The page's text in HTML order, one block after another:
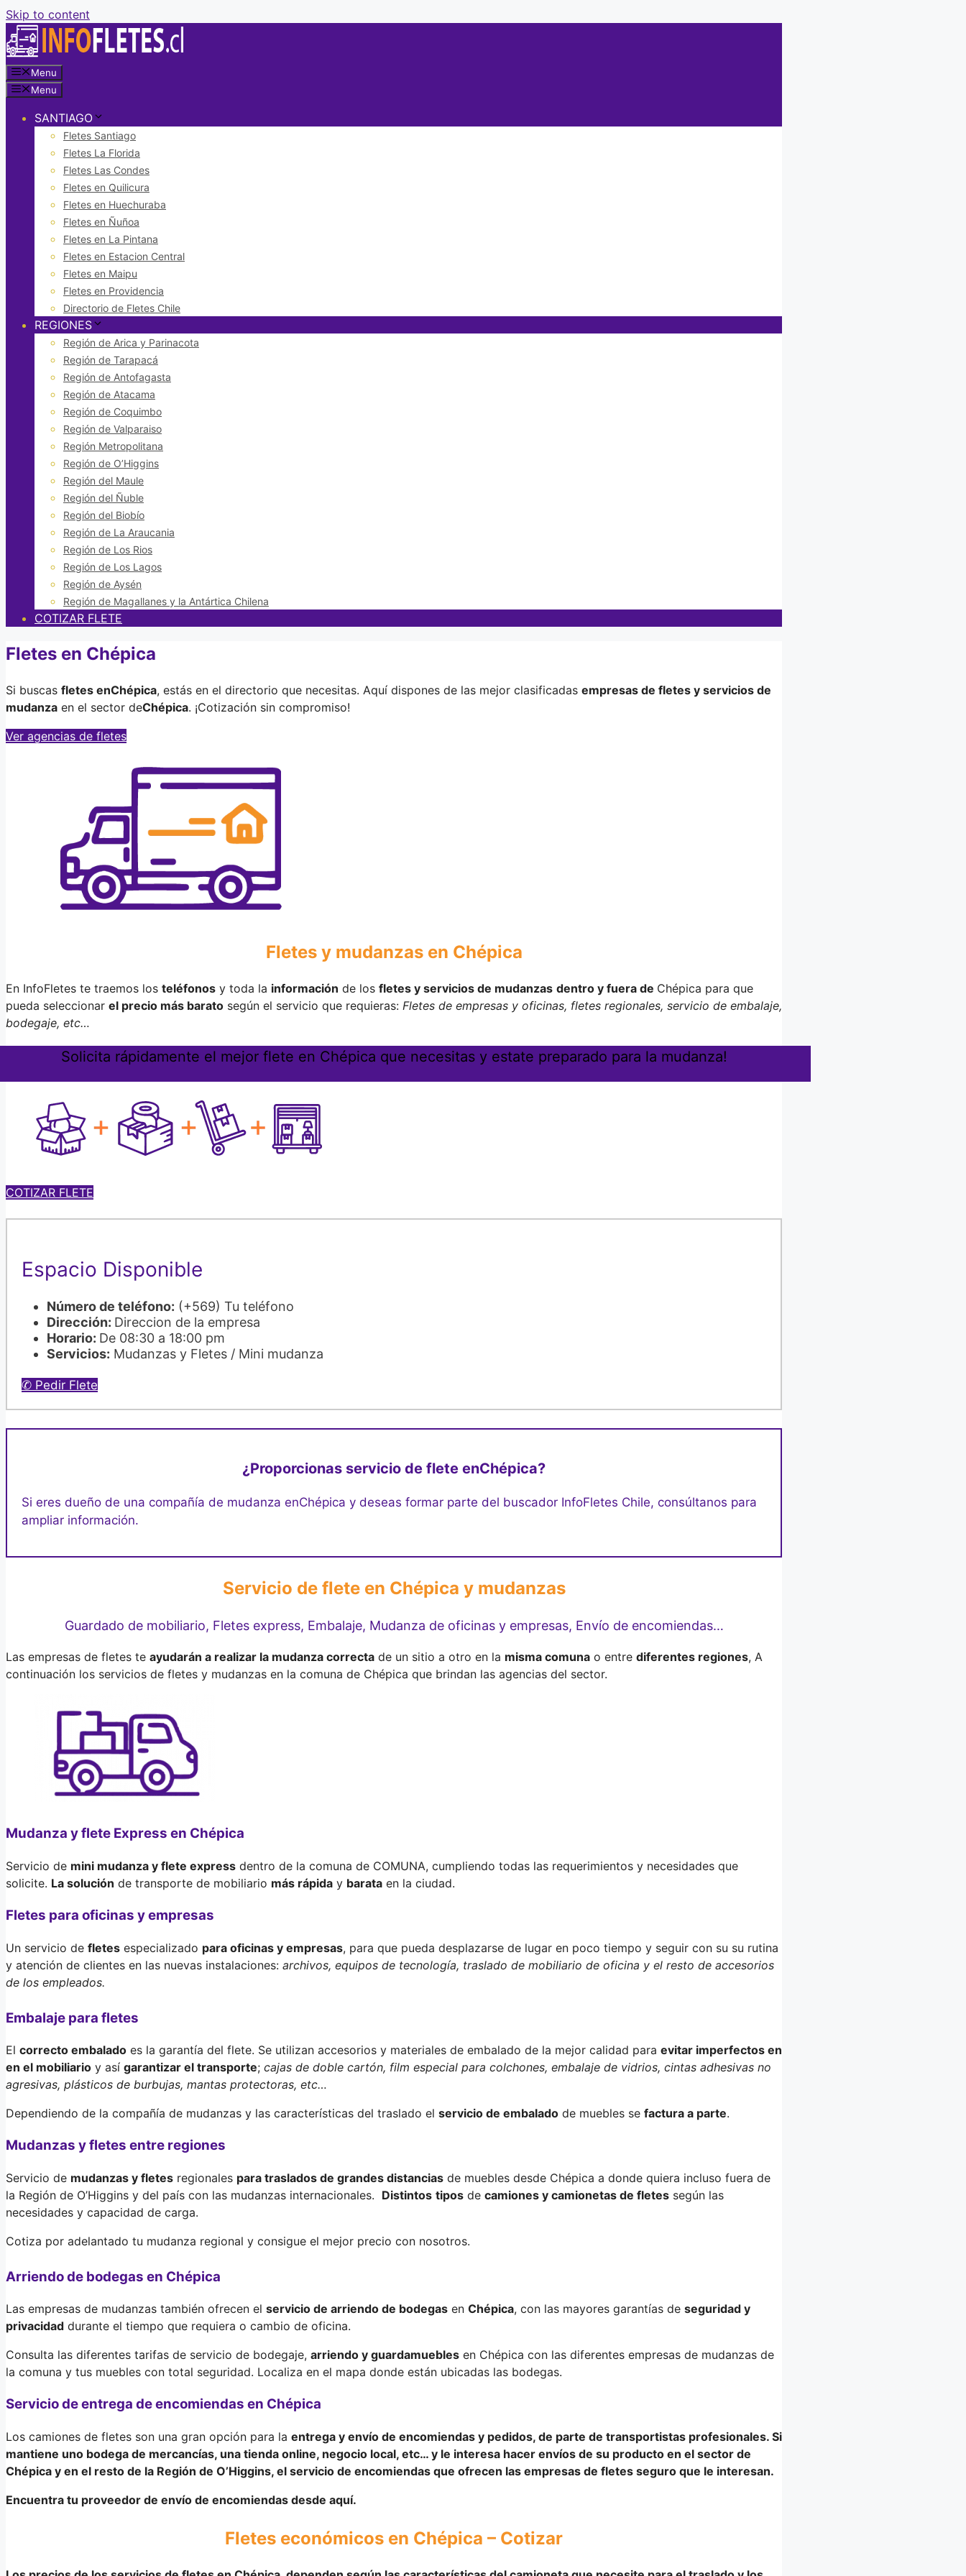
Skip to content
Menu
Menu
SANTIAGO
Fletes Santiago
Fletes La Florida
Fletes Las Condes
Fletes en Quilicura
Fletes en Huechuraba
Fletes en Ñuñoa
Fletes en La Pintana
Fletes en Estacion Central
Fletes en Maipu
Fletes en Providencia
Directorio de Fletes Chile
REGIONES
Región de Arica y Parinacota
Región de Tarapacá
Región de Antofagasta
Región de Atacama
Región de Coquimbo
Región de Valparaiso
Región Metropolitana
Región de O’Higgins
Región del Maule
Región del Ñuble
Región del Biobío
Región de La Araucania
Región de Los Rios
Región de Los Lagos
Región de Aysén
Región de Magallanes y la Antártica Chilena
COTIZAR FLETE
Fletes en Chépica
Si buscas fletes enChépica, estás en el directorio que necesitas. Aquí dispones de las mejor clasificadas empresas de fletes y servicios de
mudanza en el sector deChépica. ¡Cotización sin compromiso!
Ver agencias de fletes
Fletes y mudanzas en Chépica
En InfoFletes te traemos los teléfonos y toda la información de los fletes y servicios de mudanzas dentro y fuera de Chépica para que
pueda seleccionar el precio más barato según el servicio que requieras: Fletes de empresas y oficinas, fletes regionales, servicio de embalaje,
bodegaje, etc…
Solicita rápidamente el mejor flete en Chépica que necesitas y estate preparado para la mudanza!
COTIZAR FLETE
Espacio Disponible
Número de teléfono: (+569) Tu teléfono
Dirección: Direccion de la empresa
Horario: De 08:30 a 18:00 pm
Servicios: Mudanzas y Fletes / Mini mudanza
✆ Pedir Flete
¿Proporcionas servicio de flete enChépica?
Si eres dueño de una compañía de mudanza enChépica y deseas formar parte del buscador InfoFletes Chile, consúltanos para
ampliar información.
Servicio de flete en Chépica y mudanzas
Guardado de mobiliario, Fletes express, Embalaje, Mudanza de oficinas y empresas, Envío de encomiendas…
Las empresas de fletes te ayudarán a realizar la mudanza correcta de un sitio a otro en la misma comuna o entre diferentes regiones, A
continuación los servicios de fletes y mudanzas en la comuna de Chépica que brindan las agencias del sector.
Mudanza y flete Express en Chépica
Servicio de mini mudanza y flete express dentro de la comuna de COMUNA, cumpliendo todas las requerimientos y necesidades que
solicite. La solución de transporte de mobiliario más rápida y barata en la ciudad.
Fletes para oficinas y empresas
Un servicio de fletes especializado para oficinas y empresas, para que pueda desplazarse de lugar en poco tiempo y seguir con su su rutina
y atención de clientes en las nuevas instalaciones: archivos, equipos de tecnología, traslado de mobiliario de oficina y el resto de accesorios
de los empleados.
Embalaje para fletes
El correcto embalado es la garantía del flete. Se utilizan accesorios y materiales de embalado de la mejor calidad para evitar imperfectos en
en el mobiliario y así garantizar el transporte; cajas de doble cartón, film especial para colchones, embalaje de vidrios, cintas adhesivas no
agresivas, plásticos de burbujas, mantas protectoras, etc…
Dependiendo de la compañía de mudanzas y las características del traslado el servicio de embalado de muebles se factura a parte.
Mudanzas y fletes entre regiones
Servicio de mudanzas y fletes regionales para traslados de grandes distancias de muebles desde Chépica a donde quiera incluso fuera de
la Región de O’Higgins y del país con las mudanzas internacionales. Distintos tipos de camiones y camionetas de fletes según las
necesidades y capacidad de carga.
Cotiza por adelantado tu mudanza regional y consigue el mejor precio con nosotros.
Arriendo de bodegas en Chépica
Las empresas de mudanzas también ofrecen el servicio de arriendo de bodegas en Chépica, con las mayores garantías de seguridad y
privacidad durante el tiempo que requiera o cambio de oficina.
Consulta las diferentes tarifas de servicio de bodegaje, arriendo y guardamuebles en Chépica con las diferentes empresas de mudanzas de
la comuna y tus muebles con total seguridad. Localiza en el mapa donde están ubicadas las bodegas.
Servicio de entrega de encomiendas en Chépica
Los camiones de fletes son una gran opción para la entrega y envío de encomiendas y pedidos, de parte de transportistas profesionales. Si
mantiene uno bodega de mercancías, una tienda online, negocio local, etc… y le interesa hacer envíos de su producto en el sector de
Chépica y en el resto de la Región de O’Higgins, el servicio de encomiendas que ofrecen las empresas de fletes seguro que le interesan.
Encuentra tu proveedor de envío de encomiendas desde aquí.
Fletes económicos en Chépica – Cotizar